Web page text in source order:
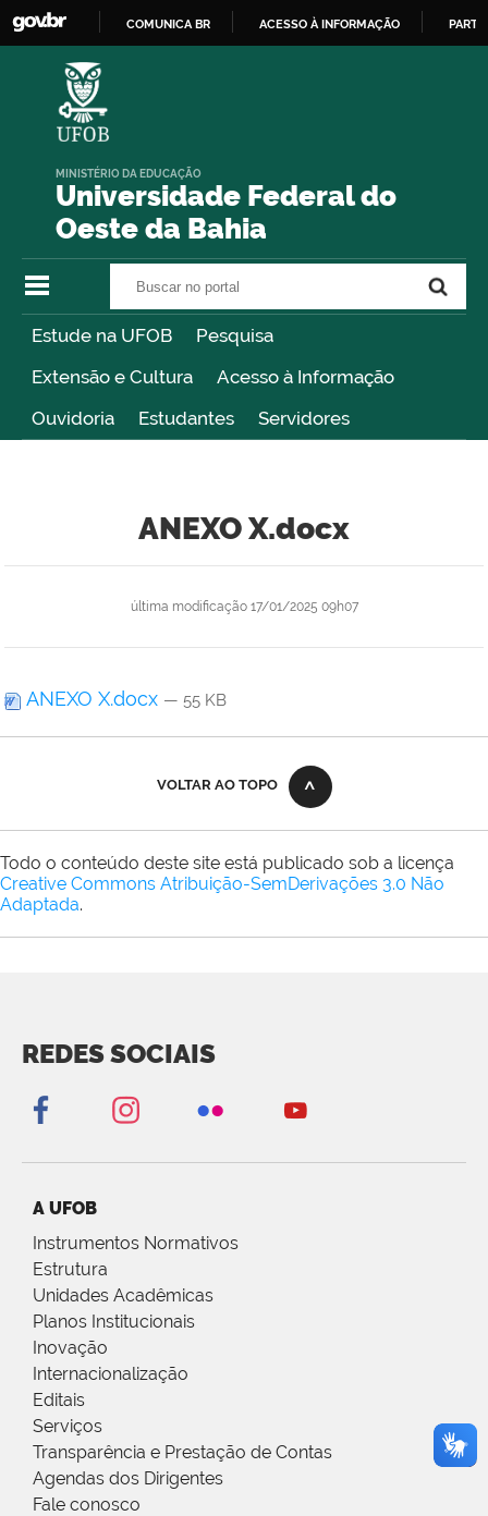
COMUNICA BR ACESSO À INFORMAÇÃO
Universidade Federal do
Oeste da Bahia
MINISTÉRIO DA EDUCAÇÃO
Estude na UFOB
Pesquisa
Extensão e Cultura
Acesso à Informação
Ouvidoria
Estudantes Servidores
ANEXO X.docx
última modificação17/01/2025 09h07
ANEXO X.docx — 55 KB
VOLTAR AO TOPO
Todo o conteúdo deste site está publicado sob a licença
Creative Commons Atribuição-SemDerivações 3.0 Não
Adaptada.
REDES SOCIAIS
A UFOB
Instrumentos Normativos
Estrutura
Unidades Acadêmicas
Planos Institucionais
Inovação
Internacionalização
Editais
Serviços
Transparência e Prestação de Contas
Agendas dos Dirigentes
Fale conosco